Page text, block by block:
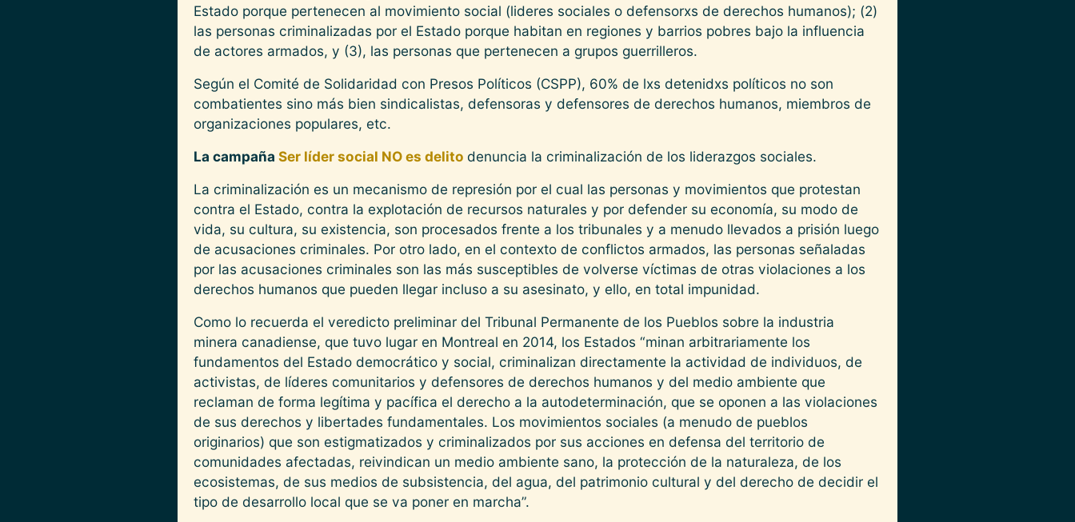
Estado porque pertenecen al movimiento social (lideres sociales o defensorxs de derechos humanos); (2)
las personas criminalizadas por el Estado porque habitan en regiones y barrios pobres bajo la influencia
de actores armados, y (3), las personas que pertenecen a grupos guerrilleros.
Según el Comité de Solidaridad con Presos Políticos (CSPP), 60% de lxs detenidxs políticos no son
combatientes sino más bien sindicalistas, defensoras y defensores de derechos humanos, miembros de
organizaciones populares, etc.
La campaña Ser líder social NO es delito denuncia la criminalización de los liderazgos sociales.
La criminalización es un mecanismo de represión por el cual las personas y movimientos que protestan
contra el Estado, contra la explotación de recursos naturales y por defender su economía, su modo de
vida, su cultura, su existencia, son procesados frente a los tribunales y a menudo llevados a prisión luego
de acusaciones criminales. Por otro lado, en el contexto de conflictos armados, las personas señaladas
por las acusaciones criminales son las más susceptibles de volverse víctimas de otras violaciones a los
derechos humanos que pueden llegar incluso a su asesinato, y ello, en total impunidad.
Como lo recuerda el veredicto preliminar del Tribunal Permanente de los Pueblos sobre la industria
minera canadiense, que tuvo lugar en Montreal en 2014, los Estados “minan arbitrariamente los
fundamentos del Estado democrático y social, criminalizan directamente la actividad de individuos, de
activistas, de líderes comunitarios y defensores de derechos humanos y del medio ambiente que
reclaman de forma legítima y pacífica el derecho a la autodeterminación, que se oponen a las violaciones
de sus derechos y libertades fundamentales. Los movimientos sociales (a menudo de pueblos
originarios) que son estigmatizados y criminalizados por sus acciones en defensa del territorio de
comunidades afectadas, reivindican un medio ambiente sano, la protección de la naturaleza, de los
ecosistemas, de sus medios de subsistencia, del agua, del patrimonio cultural y del derecho de decidir el
tipo de desarrollo local que se va poner en marcha”.